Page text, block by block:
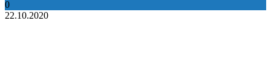
0
22.10.2020